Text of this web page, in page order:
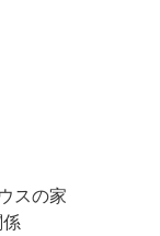
スの家
係